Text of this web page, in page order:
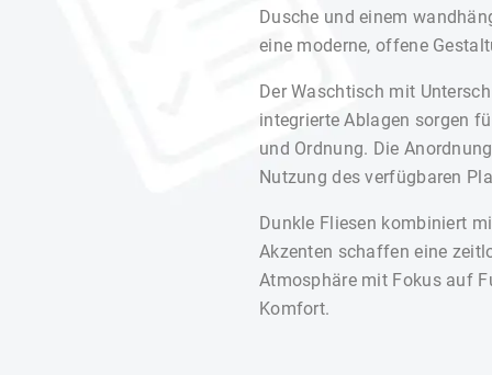
Dusche und einem
eine moderne, offene
Der Waschtisch mit
integrierte Ablagen sorgen
und Ordnung. Die
Nutzung des verfügbaren
Dunkle Fliesen kombiniert
Akzenten schaffen eine
Atmosphäre mit Fokus auf
Komfort.